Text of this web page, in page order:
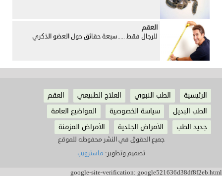
العقم
للرجال فقط .....سبعة حقائق حول العضو الذكري
الرئيسية الطب النبوي العلاج الطبيعي
العقم
الطب البديل
سياسة الخصوصية
المواضيع العامة
جديد الطب
الأمراض الجلدية الأمراض المزمنة
جميع الحقوق في النشر محفوظه للموقع
تصميم وتطوير: ماسترويب
google-site-verification: google521636d38df8f2eb.html